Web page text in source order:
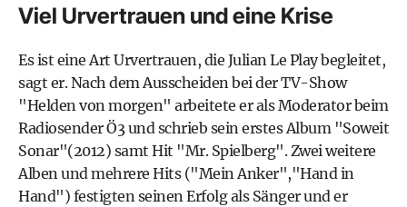
Viel Urvertrauen und eine Krise
Es ist eine Art Urvertrauen, die Julian Le Play begleitet,
sagt er. Nach dem Ausscheiden bei der TV-Show
"Helden von morgen" arbeitete er als Moderator beim
Radiosender Ö3 und schrieb sein erstes Album "Soweit
Sonar"(2012) samt Hit "Mr. Spielberg". Zwei weitere
Alben und mehrere Hits ("Mein Anker","Hand in
Hand") festigten seinen Erfolg als Sänger und er